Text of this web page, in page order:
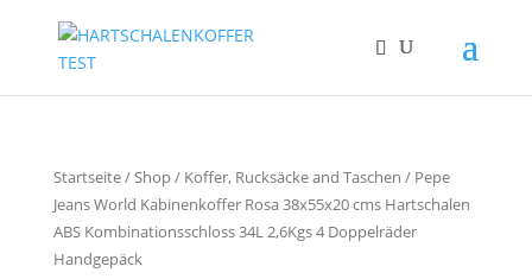
Startseite/Shop/ Koffer, Rucksäcke and Taschen / Pepe
Jeans World Kabinenkoffer Rosa 38x55x20 cms Hartschalen
ABS Kombinationsschloss 34L 2,6Kgs 4 Doppelräder
Handgepäck